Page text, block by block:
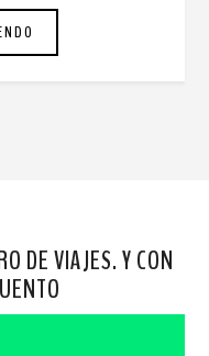
DE VIAJES. Y CON